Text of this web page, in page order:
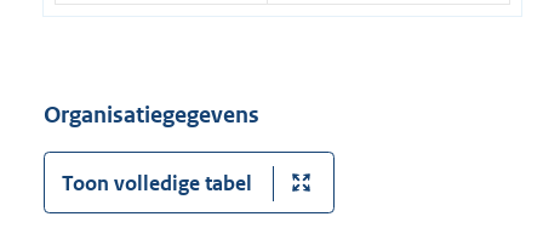
Organisatiegegevens
Toon volledige tabel